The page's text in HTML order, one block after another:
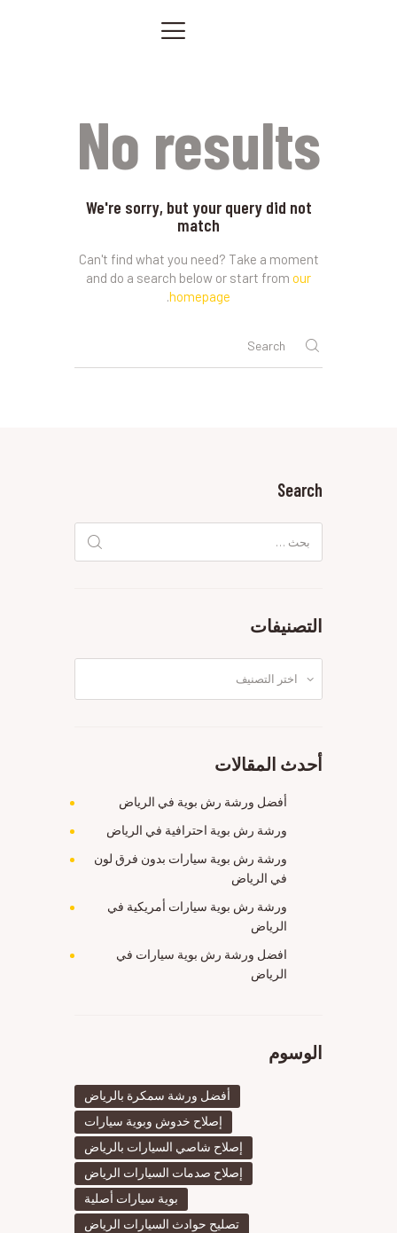
اتصل بنا
المقالات
No results
We're sorry, but your query did not
match
Can't find what you need? Take a moment
and do a search below or start from our
homepage
.
Search
عن:
التصنيفات
أحدث المقالات
أفضل ورشة رش بوية في الرياض
ورشة رش بوية احترافية في الرياض
ورشة رش بوية سيارات بدون فرق لون
في الرياض
ورشة رش بوية سيارات أمريكية في
الرياض
افضل ورشة رش بوية سيارات في
الرياض
الوسوم
أفضل ورشة سمكرة بالرياض
إصلاح خدوش وبوية سيارات
إصلاح شاصي السيارات بالرياض
إصلاح صدمات السيارات الرياض
بوية سيارات أصلية
تصليح حوادث السيارات الرياض